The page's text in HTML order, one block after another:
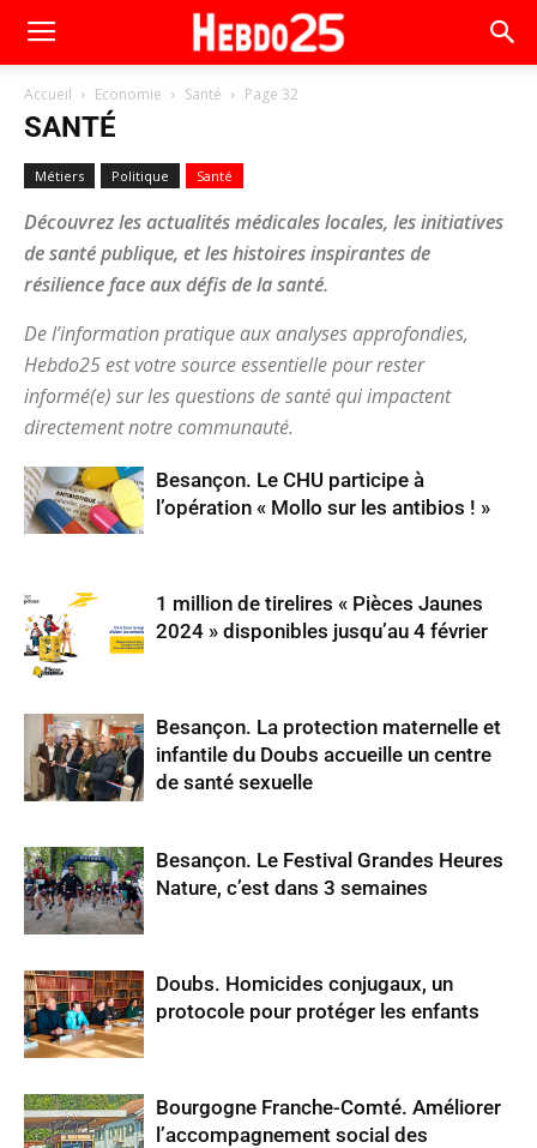
Accueil Economie Santé Page 32
SANTÉ
Métiers Politique Santé
Découvrez les actualités médicales locales, les initiatives
de santé publique, et les histoires inspirantes de
résilience face aux défis de la santé.
De l’information pratique aux analyses approfondies,
Hebdo25 est votre source essentielle pour rester
informé(e) sur les questions de santé qui impactent
directement notre communauté.
Besançon. Le CHU participe à
l’opération « Mollo sur les antibios ! »
1 million de tirelires « Pièces Jaunes
2024 » disponibles jusqu’au 4 février
Besançon. La protection maternelle et
infantile du Doubs accueille un centre
de santé sexuelle
Besançon. Le Festival Grandes Heures
Nature, c’est dans 3 semaines
Doubs. Homicides conjugaux, un
protocole pour protéger les enfants
Bourgogne Franche-Comté. Améliorer
l’accompagnement social des